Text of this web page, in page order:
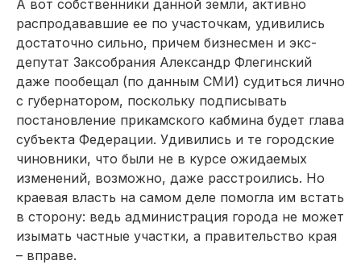
А вот собственники данной земли, активно
распродававшие ее по участочкам, удивились
достаточно сильно, причем бизнесмен и экс-
депутат Заксобрания Александр Флегинский
даже пообещал (по данным СМИ) судиться лично
с губернатором, поскольку подписывать
постановление прикамского кабмина будет глава
субъекта Федерации. Удивились и те городские
чиновники, что были не в курсе ожидаемых
изменений, возможно, даже расстроились. Но
краевая власть на самом деле помогла им встать
в сторону: ведь администрация города не может
изымать частные участки, а правительство края
– вправе.